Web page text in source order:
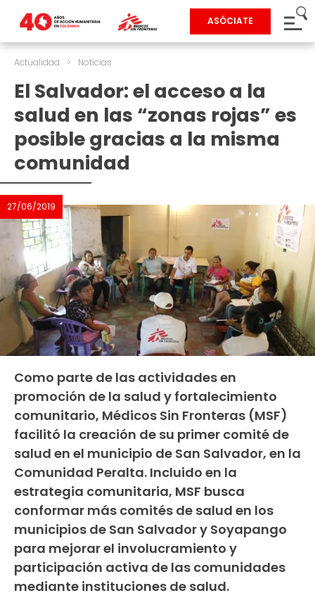
ASÓCIATE
Actualidad > Noticias
El Salvador: el acceso a la
salud en las “zonas rojas” es
posible gracias a la misma
comunidad
27/06/2019
Como parte de las actividades en
promoción de la salud y fortalecimiento
comunitario, Médicos Sin Fronteras (MSF)
facilitó la creación de su primer comité de
salud en el municipio de San Salvador, en la
Comunidad Peralta. Incluido en la
estrategia comunitaria, MSF busca
conformar más comités de salud en los
municipios de San Salvador y Soyapango
para mejorar el involucramiento y
participación activa de las comunidades
mediante instituciones de salud.